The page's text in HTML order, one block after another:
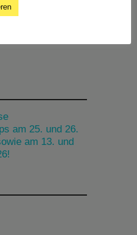
am 25. und 26.
am 13. und